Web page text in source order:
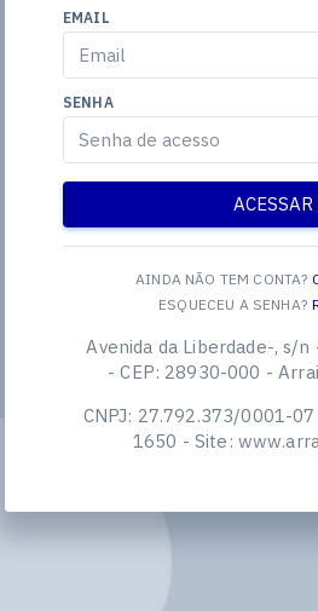
EMAIL
SENHA
ACESSAR
AINDA NÃO TEM CONTA?
ESQUECEU A SENHA?
Avenida da Liberdade-, s/n
- CEP: 28930-000 -
CNPJ: 27.792.373/0001-
1650 - Site: